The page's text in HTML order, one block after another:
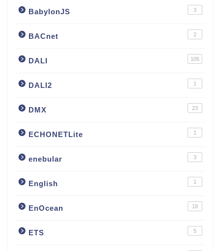
BabylonJS 3
BACnet 2
DALI 105
DALI2 1
DMX 23
ECHONETLite 1
enebular 3
English 1
EnOcean 18
ETS 5